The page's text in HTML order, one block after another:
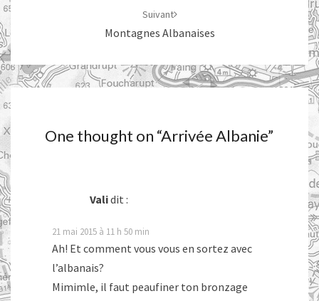
Suivant
Montagnes Albanaises
One thought on “Arrivée Albanie”
Validit :
21 mai 2015 à 11 h 50 min
Ah! Et comment vous vous en sortez avec
l’albanais?
Mimimle, il faut peaufiner ton bronzage